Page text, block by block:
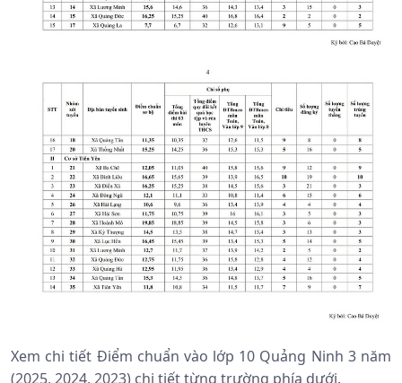
Xem chi tiết Điểm chuẩn vào lớp 10 Quảng Ninh 3 năm
(2025, 2024, 2023) chi tiết từng trường phía dưới.